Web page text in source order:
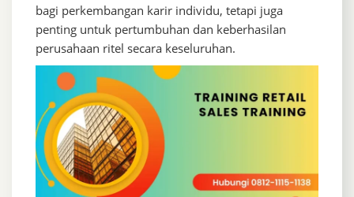
bagi perkembangan karir individu, tetapi juga
penting untuk pertumbuhan dan keberhasilan
perusahaan ritel secara keseluruhan.